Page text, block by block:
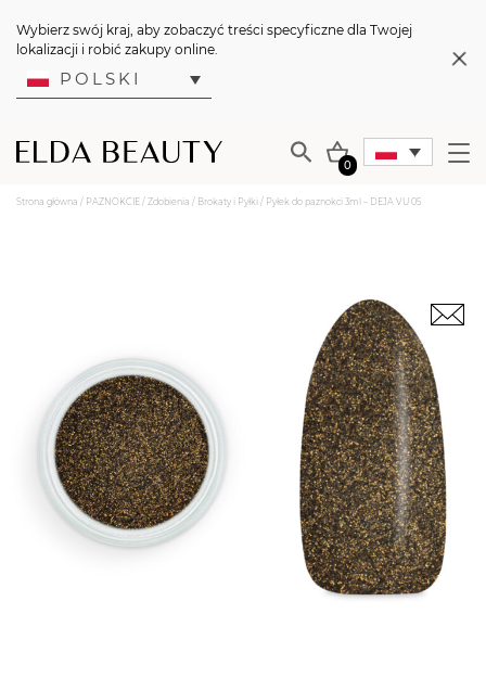
Wybierz swój kraj, aby zobaczyć treści specyficzne dla Twojej
lokalizacji i robić zakupy online.
POLSKI
0
Strona główna / PAZNOKCIE / Zdobienia / Brokaty i Pyłki / Pyłek do paznokci 3ml – DEJA VU 05